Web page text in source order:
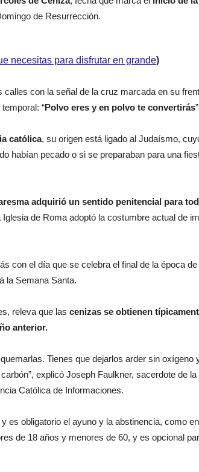
de Resurrección.
necesitas para disfrutar en grande)
con la señal de la cruz marcada en su
“Polvo eres y en polvo te convertirás
católica, su origen está ligado al Judaísmo,
habían pecado o si se preparaban para una
adquirió un sentido penitencial para
de Roma adoptó la costumbre actual de
con el día que se celebra el final de la época
la Semana Santa.
releva que las cenizas se obtienen
anterior.
Tienes que dejarlos arder sin oxígeno
explicó Joseph Faulkner, sacerdote de
Católica de Informaciones.
es obligatorio el ayuno y la abstinencia, como
de 18 años y menores de 60, y es opcional